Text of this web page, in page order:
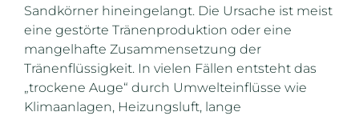
Sandkörner hineingelangt. Die Ursache ist meist
eine gestörte Tränenproduktion oder eine
mangelhafte Zusammensetzung der
Tränenflüssigkeit. In vielen Fällen entsteht das
„trockene Auge“ durch Umwelteinflüsse wie
Klimaanlagen, Heizungsluft, lange